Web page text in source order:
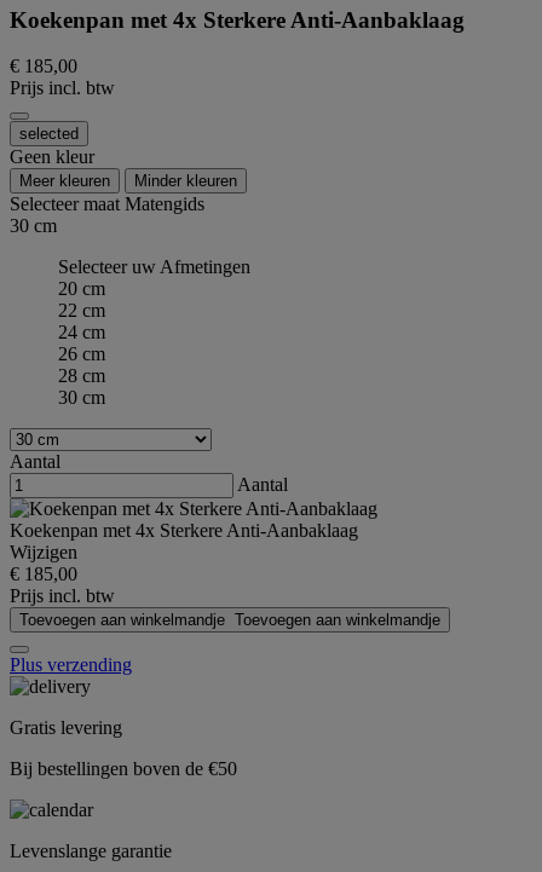
Koekenpan met 4x Sterkere Anti-Aanbaklaag
€ 185,00
Prijs incl. btw
selected
Geen kleur
Meer kleuren Minder kleuren
Selecteer maatMatengids
30 cm
Selecteer uw Afmetingen
20 cm
22 cm
24 cm
26 cm
28 cm
30 cm
Aantal
Aantal
Koekenpan met 4x Sterkere Anti-Aanbaklaag
Wijzigen
€ 185,00
Prijs incl. btw
Toevoegen aan winkelmandje Toevoegen aan winkelmandje
Plus verzending
Gratis levering
Bij bestellingen boven de €50
Levenslange garantie